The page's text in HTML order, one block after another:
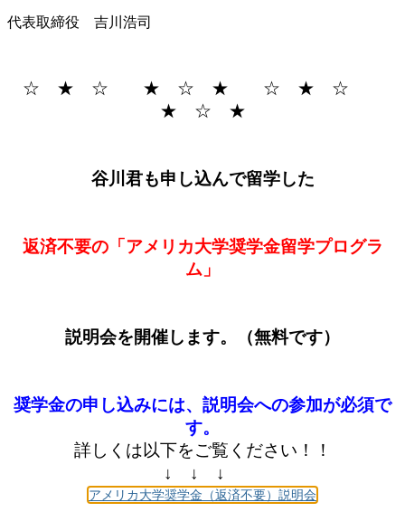
代表取締役 吉川浩司
☆ ★ ☆ ★ ☆ ★ ☆ ★ ☆
★ ☆ ★
谷川君も申し込んで留学した
返済不要の「アメリカ大学奨学金留学プログラ
ム」
説明会を開催します。（無料です）
奨学金の申し込みには、説明会への参加が必須で
す。
詳しくは以下をご覧ください！！
↓ ↓ ↓
アメリカ大学奨学金（返済不要）説明会